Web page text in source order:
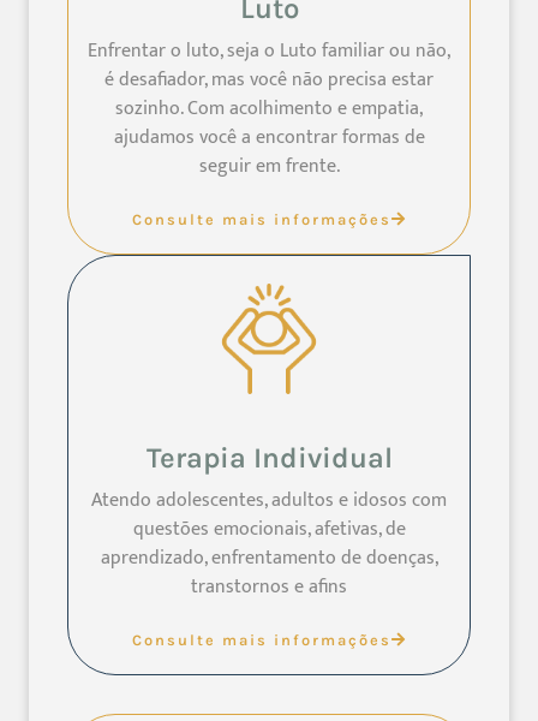
Luto
Enfrentar o luto, seja o Luto familiar ou não,
é desafiador, mas você não precisa estar
sozinho. Com acolhimento e empatia,
ajudamos você a encontrar formas de
seguir em frente.
Consulte mais informações
Terapia Individual
Atendo adolescentes, adultos e idosos com
questões emocionais, afetivas, de
aprendizado, enfrentamento de doenças,
transtornos e afins
Consulte mais informações